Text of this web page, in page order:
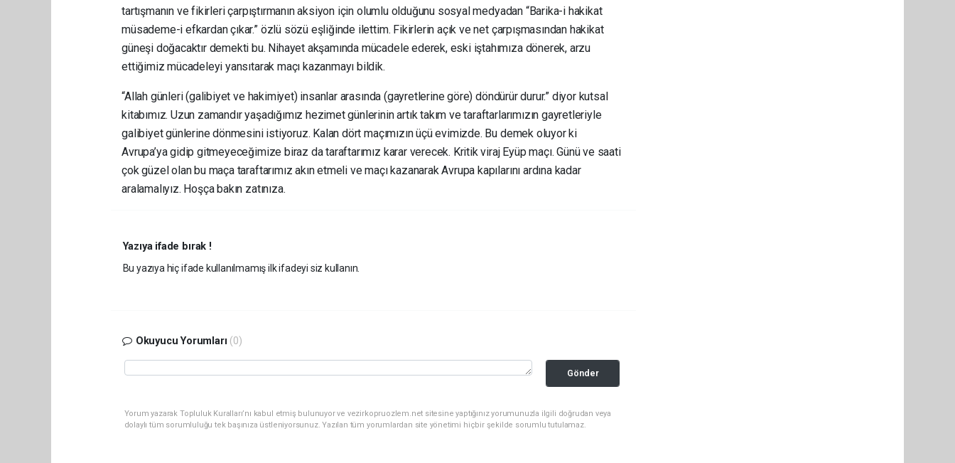
tartışmanın ve fikirleri çarpıştırmanın aksiyon için olumlu olduğunu sosyal medyadan “Barika-i hakikat
müsademe-i efkardan çıkar.” özlü sözü eşliğinde ilettim. Fikirlerin açık ve net çarpışmasından hakikat
güneşi doğacaktır demekti bu. Nihayet akşamında mücadele ederek, eski iştahımıza dönerek, arzu
ettiğimiz mücadeleyi yansıtarak maçı kazanmayı bildik.
“Allah günleri (galibiyet ve hakimiyet) insanlar arasında (gayretlerine göre) döndürür durur.” diyor kutsal
kitabımız. Uzun zamandır yaşadığımız hezimet günlerinin artık takım ve taraftarlarımızın gayretleriyle
galibiyet günlerine dönmesini istiyoruz. Kalan dört maçımızın üçü evimizde. Bu demek oluyor ki
Avrupa’ya gidip gitmeyeceğimize biraz da taraftarımız karar verecek. Kritik viraj Eyüp maçı. Günü ve saati
çok güzel olan bu maça taraftarımız akın etmeli ve maçı kazanarak Avrupa kapılarını ardına kadar
aralamalıyız. Hoşça bakın zatınıza.
Yazıya ifade bırak !
Bu yazıya hiç ifade kullanılmamış ilk ifadeyi siz kullanın.
Okuyucu Yorumları (0)
Gönder
Yorum yazarak Topluluk Kuralları’nı kabul etmiş bulunuyor ve vezirkopruozlem.net sitesine yaptığınız yorumunuzla ilgili doğrudan veya
dolaylı tüm sorumluluğu tek başınıza üstleniyorsunuz. Yazılan tüm yorumlardan site yönetimi hiçbir şekilde sorumlu tutulamaz.